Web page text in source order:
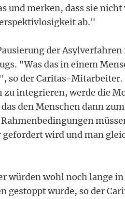
und merken, dass sie
ab."
der
"Was das in einem
so der Caritas-Mitarbeiter.
zu integrieren, werde die
den Menschen dann
gefordert wird und man
würden wohl noch lange
gestoppt wurde, so der